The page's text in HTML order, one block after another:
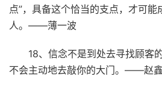
点”，具备这个恰当的支点，才可能
人。——薄一波
18、信念不是到处去寻找顾客
不会主动地去敲你的大门。——赵